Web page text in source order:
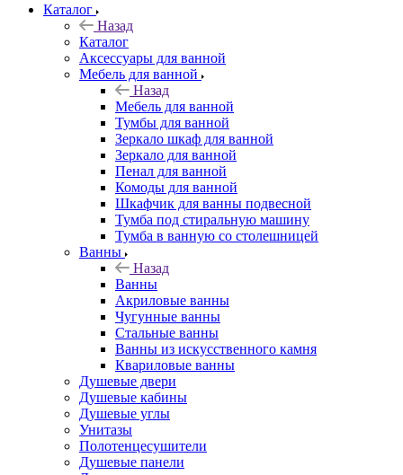
Каталог
Назад
Каталог
Аксессуары для ванной
Мебель для ванной
Назад
Мебель для ванной
Тумбы для ванной
Зеркало шкаф для ванной
Зеркало для ванной
Пенал для ванной
Комоды для ванной
Шкафчик для ванны подвесной
Тумба под стиральную машину
Тумба в ванную со столешницей
Ванны
Назад
Ванны
Акриловые ванны
Чугунные ванны
Стальные ванны
Ванны из искусственного камня
Квариловые ванны
Душевые двери
Душевые кабины
Душевые углы
Унитазы
Полотенцесушители
Душевые панели